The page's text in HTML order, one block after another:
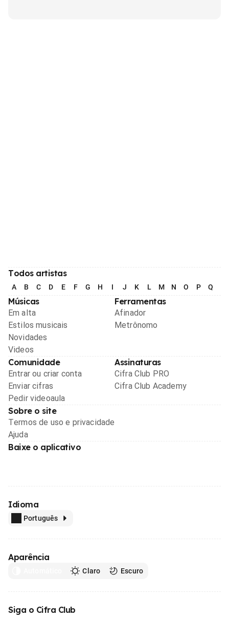
Todos artistas
A B C D E F G H I J K L M N O P Q
Músicas
Em alta
Estilos musicais
Novidades
Videos
Ferramentas
Afinador
Metrônomo
Comunidade
Entrar ou criar conta
Enviar cifras
Pedir videoaula
Assinaturas
Cifra Club PRO
Cifra Club Academy
Sobre o site
Termos de uso e privacidade
Ajuda
Baixe o aplicativo
Idioma
Português
Aparência
Claro Escuro
Siga o Cifra Club